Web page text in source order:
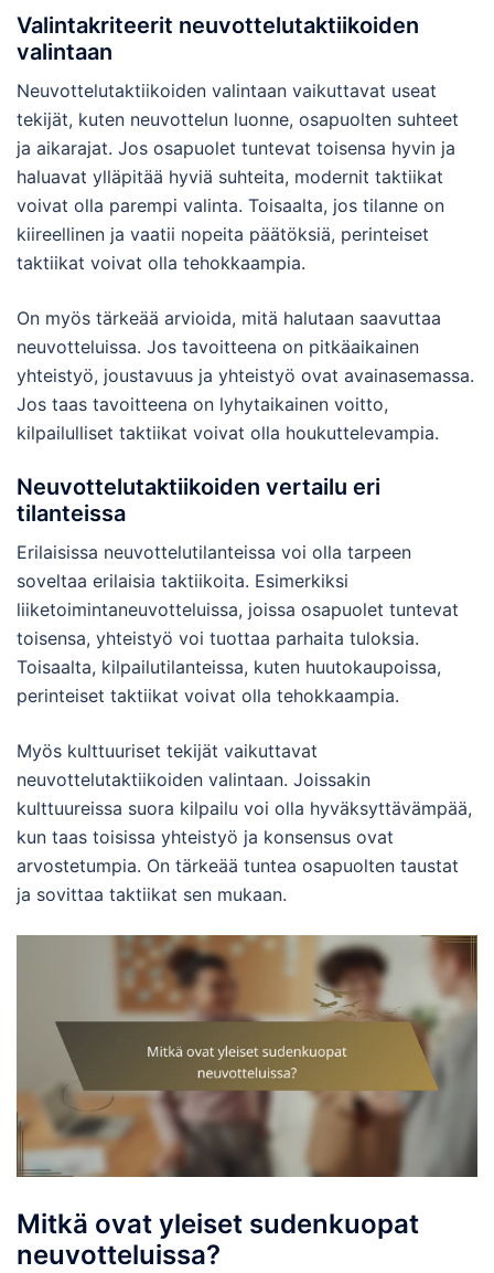
Valintakriteerit neuvottelutaktiikoiden
valintaan
Neuvottelutaktiikoiden valintaan vaikuttavat useat
tekijät, kuten neuvottelun luonne, osapuolten suhteet
ja aikarajat. Jos osapuolet tuntevat toisensa hyvin ja
haluavat ylläpitää hyviä suhteita, modernit taktiikat
voivat olla parempi valinta. Toisaalta, jos tilanne on
kiireellinen ja vaatii nopeita päätöksiä, perinteiset
taktiikat voivat olla tehokkaampia.
On myös tärkeää arvioida, mitä halutaan saavuttaa
neuvotteluissa. Jos tavoitteena on pitkäaikainen
yhteistyö, joustavuus ja yhteistyö ovat avainasemassa.
Jos taas tavoitteena on lyhytaikainen voitto,
kilpailulliset taktiikat voivat olla houkuttelevampia.
Neuvottelutaktiikoiden vertailu eri
tilanteissa
Erilaisissa neuvottelutilanteissa voi olla tarpeen
soveltaa erilaisia taktiikoita. Esimerkiksi
liiketoimintaneuvotteluissa, joissa osapuolet tuntevat
toisensa, yhteistyö voi tuottaa parhaita tuloksia.
Toisaalta, kilpailutilanteissa, kuten huutokaupoissa,
perinteiset taktiikat voivat olla tehokkaampia.
Myös kulttuuriset tekijät vaikuttavat
neuvottelutaktiikoiden valintaan. Joissakin
kulttuureissa suora kilpailu voi olla hyväksyttävämpää,
kun taas toisissa yhteistyö ja konsensus ovat
arvostetumpia. On tärkeää tuntea osapuolten taustat
ja sovittaa taktiikat sen mukaan.
Mitkä ovat yleiset sudenkuopat
neuvotteluissa?